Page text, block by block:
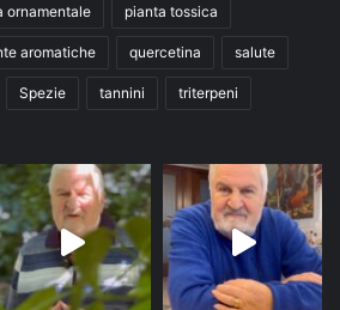
ornamentale pianta tossica
aromatiche quercetina salute
Spezie tannini triterpeni